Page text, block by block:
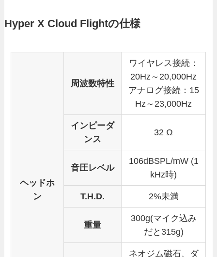
Hyper X Cloud Flightの仕様
ヘッドホ
ン
周波数特性
ワイヤレス接続：
20Hz～20,000Hz
アナログ接続：15
Hz～23,000Hz
インピーダ
ンス
32 Ω
音圧レベル
106dBSPL/mW (1
kHz時)
T.H.D. 2%未満
重量
300g(マイク込み
だと315g)
ネオジム磁石、ダ